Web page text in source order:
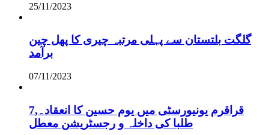
25/11/2023
گلگت بلتستان سے پہلی مرتبہ چیری کا پھل چین
برآمد
07/11/2023
قراقرم یونیورسٹی میں یوم حسین کا انعقاد۔,7
طلبا کی داخلہ و رجسٹریشن معطل